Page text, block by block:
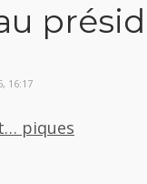
16:17
piques